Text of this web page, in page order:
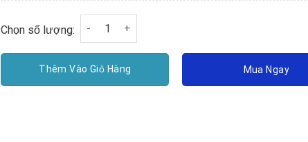
Máy Chiếu Epson EB 685W số lượng
Chọn số lượng:
Thêm Vào Giỏ Hàng Mua Ngay